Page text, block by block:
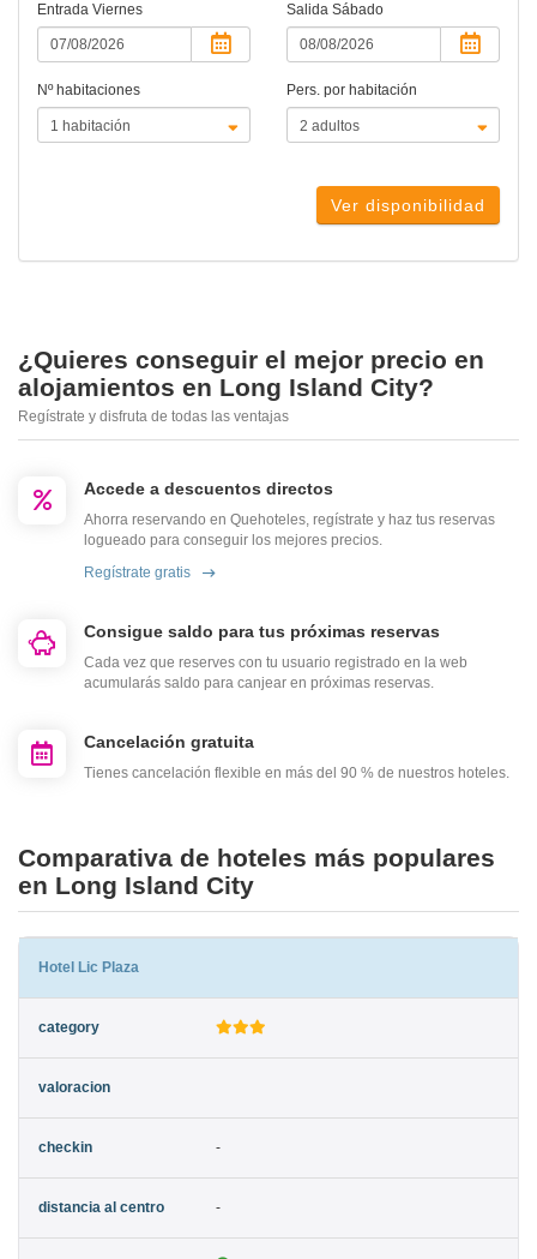
Entrada Viernes Salida Sábado
Nº habitaciones Pers. por habitación
Ver disponibilidad
¿Quieres conseguir el mejor precio en
alojamientos en Long Island City?
Regístrate y disfruta de todas las ventajas
Accede a descuentos directos
Ahorra reservando en Quehoteles, regístrate y haz tus reservas
logueado para conseguir los mejores precios.
Regístrate gratis
Consigue saldo para tus próximas reservas
Cada vez que reserves con tu usuario registrado en la web
acumularás saldo para canjear en próximas reservas.
Cancelación gratuita
Tienes cancelación flexible en más del 90 % de nuestros hoteles.
Comparativa de hoteles más populares
en Long Island City
Hotel Lic Plaza
-
-